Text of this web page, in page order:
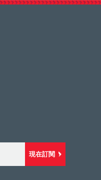
現在訂閱